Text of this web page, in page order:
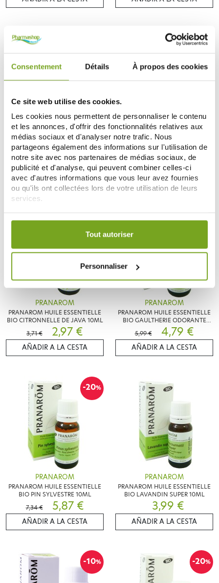
Consentement Détails À propos des cookies
Ce site web utilise des cookies.
Les cookies nous permettent de personnaliser le contenu
et les annonces, d'offrir des fonctionnalités relatives aux
médias sociaux et d'analyser notre trafic. Nous
partageons également des informations sur l'utilisation de
notre site avec nos partenaires de médias sociaux, de
publicité et d'analyse, qui peuvent combiner celles-ci
avec d'autres informations que vous leur avez fournies
ou qu'ils ont collectées lors de votre utilisation de leurs
services.
Votre choix de consentement est conservé pendant une
Tout autoriser
Personnaliser
PRANAROM
PRANAROM HUILE ESSENTIELLE
BIO LAVANDE VRAIE 10ML
8,96 €
8,51 €
AÑADIR A LA CESTA
-5%
PRANAROM
PRANAROM HUILE ESSENTIELLE
BIO BERGAMOTIER 10ML
5,97 €
5,68 €
AÑADIR A LA CESTA
PRANAROM
PRANAROM HUILE ESSENTIELLE
BIO CITRONNELLE DE JAVA 10ML
3,71 €
2,97 €
AÑADIR A LA CESTA
PRANAROM
PRANAROM HUILE ESSENTIELLE
BIO GAULTHERIE ODORANTE
10ML
5,99 € 4,79 €
AÑADIR A LA CESTA
-20%
PRANAROM
PRANAROM HUILE ESSENTIELLE
BIO PIN SYLVESTRE 10ML
7,34 €
5,87 €
AÑADIR A LA CESTA
PRANAROM
PRANAROM HUILE ESSENTIELLE
BIO LAVANDIN SUPER 10ML
3,99 €
AÑADIR A LA CESTA
-10% -20%